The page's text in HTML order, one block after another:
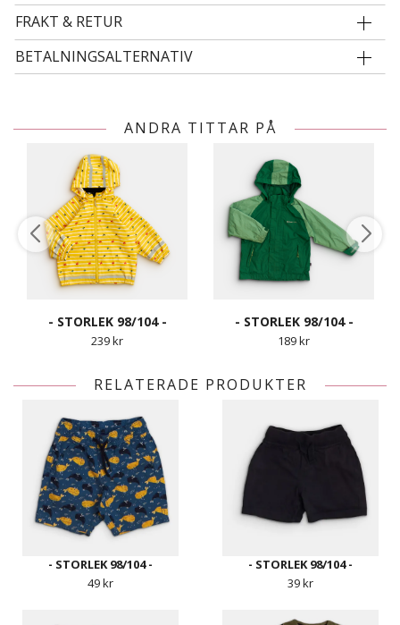
FRAKT & RETUR
BETALNINGSALTERNATIV
ANDRA TITTAR PÅ
- STORLEK 98/104 -
239 kr
- STORLEK 98/104 -
189 kr
RELATERADE PRODUKTER
- STORLEK 98/104 -
49 kr
- STORLEK 98/104 -
39 kr